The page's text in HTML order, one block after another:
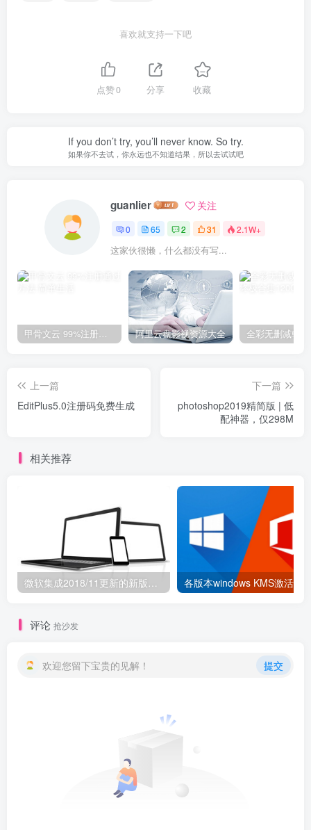
喜欢就支持一下吧
点赞0 分享 收藏
If you don’t try, you’ll never know. So try.
如果你不去试，你永远也不知道结果，所以去试试吧
guanlier 关注
0 65 2 31 2.1W+
这家伙很懒，什么都没有写...
甲骨文云 99%注册通过方法 阿里云盘影视资源大全
上一篇
EditPlus5.0注册码免费生成
下一篇
photoshop2019精简版 | 低
配神器，仅298M
相关推荐
微软集成2018/11更新的新版Windows 7镜像和简体中文语言包 各版本windows KMS激活方
评论 抢沙发
欢迎您留下宝贵的见解！ 提交